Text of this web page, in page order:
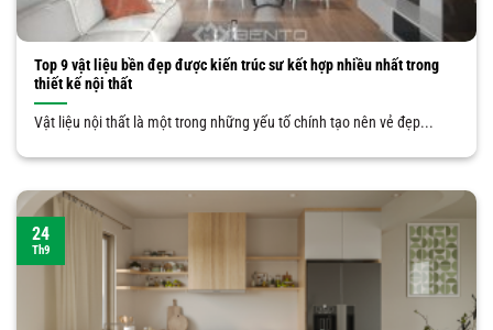
Top 9 vật liệu bền đẹp được kiến trúc sư kết hợp nhiều nhất trong
thiết kế nội thất
Vật liệu nội thất là một trong những yếu tố chính tạo nên vẻ đẹp...
24
Th9